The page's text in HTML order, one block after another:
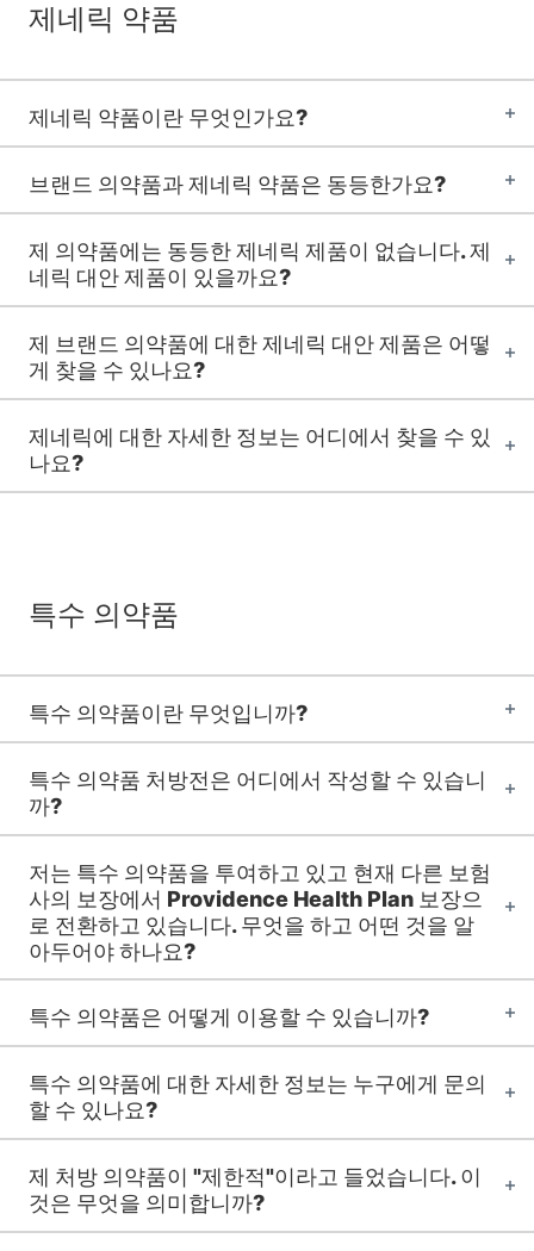
제네릭 약품
제네릭 약품이란 무엇인가요?
브랜드 의약품과 제네릭 약품은 동등한가요?
제 의약품에는 동등한 제네릭 제품이 없습니다. 제
네릭 대안 제품이 있을까요?
제 브랜드 의약품에 대한 제네릭 대안 제품은 어떻
게 찾을 수 있나요?
제네릭에 대한 자세한 정보는 어디에서 찾을 수 있
나요?
특수 의약품
특수 의약품이란 무엇입니까?
특수 의약품 처방전은 어디에서 작성할 수 있습니
까?
저는 특수 의약품을 투여하고 있고 현재 다른 보험
사의 보장에서 Providence Health Plan 보장으
로 전환하고 있습니다. 무엇을 하고 어떤 것을 알
아두어야 하나요?
특수 의약품은 어떻게 이용할 수 있습니까?
특수 의약품에 대한 자세한 정보는 누구에게 문의
할 수 있나요?
제 처방 의약품이 "제한적"이라고 들었습니다. 이
것은 무엇을 의미합니까?